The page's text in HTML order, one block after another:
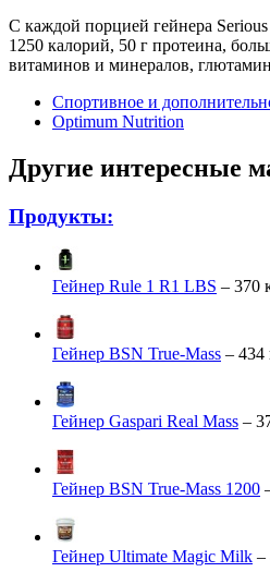
С каждой порцией гейнера
1250 калорий, 50 г протеина,
витаминов и минералов,
Спортивное и
Optimum Nutrition
Другие интересные
Продукты:
Гейнер Rule 1 R1 LBS – 370
Гейнер BSN True-Mass – 434
Гейнер Gaspari Real Mass –
Гейнер BSN True-Mass 1200
Гейнер Ultimate Magic Milk –